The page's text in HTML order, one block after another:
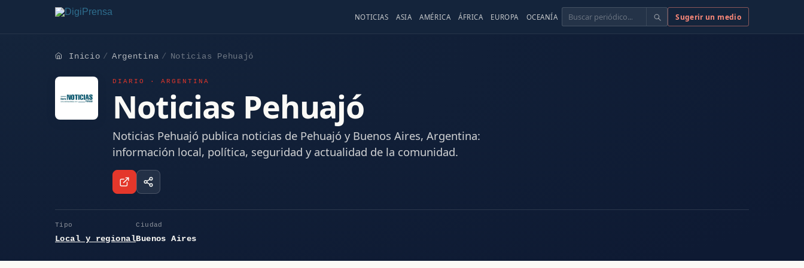
NOTICIAS ASIA AMÉRICA ÁFRICA EUROPA OCEANÍA Buscar Sugerir un medio
Inicio Argentina Noticias Pehuajó
DIARIO · ARGENTINA
Noticias Pehuajó
Noticias Pehuajó publica noticias de Pehuajó y Buenos Aires, Argentina:
información local, política, seguridad y actualidad de la comunidad.
Tipo
Local y regional
Ciudad
Buenos Aires